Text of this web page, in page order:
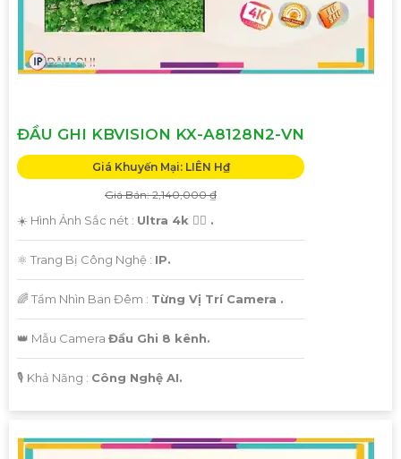
ĐẦU GHI KBVISION KX-A8128N2-VN
Giá Khuyến Mại: LIÊN H₫
Giá Bán: 2,140,000 ₫
☀️ Hình Ảnh Sắc nét : Ultra 4k 👍🏾 .
⚛️ Trang Bị Công Nghệ : IP.
🌈 Tầm Nhìn Ban Đêm : Từng Vị Trí Camera .
👑 Mẫu Camera Đầu Ghi 8 kênh.
️🎙 Khả Năng : Công Nghệ AI.